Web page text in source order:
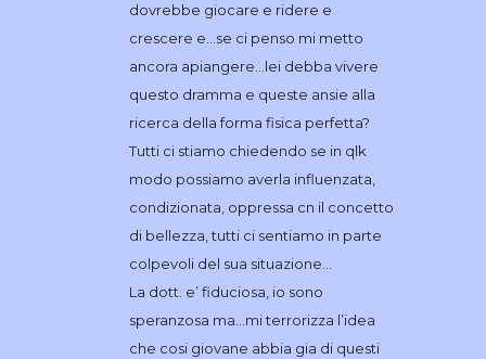
dovrebbe giocare e ridere e
crescere e…se ci penso mi metto
ancora apiangere…lei debba vivere
questo dramma e queste ansie alla
ricerca della forma fisica perfetta?
Tutti ci stiamo chiedendo se in qlk
modo possiamo averla influenzata,
condizionata, oppressa cn il concetto
di bellezza, tutti ci sentiamo in parte
colpevoli del sua situazione…
La dott. e’ fiduciosa, io sono
speranzosa ma…mi terrorizza l’idea
che cosi giovane abbia gia di questi